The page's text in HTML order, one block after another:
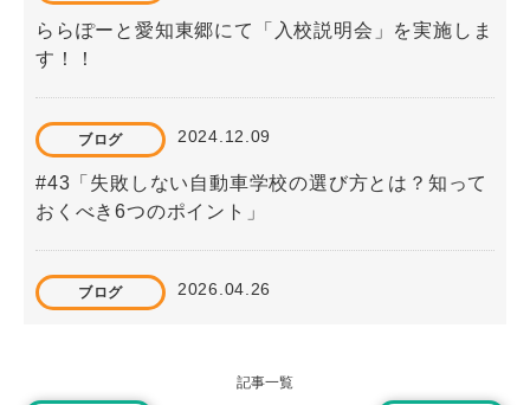
ららぽーと愛知東郷にて「入校説明会」を実施しま
す！！
ブログ 2024.12.09
#43「失敗しない自動車学校の選び方とは？知って
おくべき6つのポイント」
ブログ 2026.04.26
記事一覧